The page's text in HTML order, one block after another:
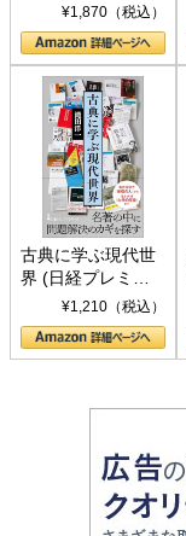
トランプとBRICS
の挑戦
¥1,870（税込）
古典に学ぶ現代世
界 (日経プレミア
シリーズ)¥1,210（税込）